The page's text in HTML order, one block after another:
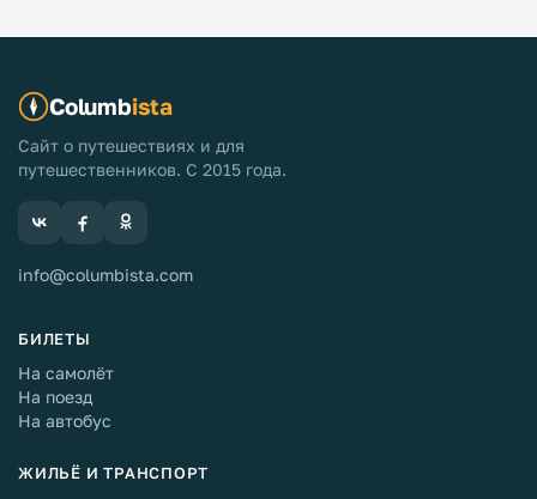
Columbista
Сайт о путешествиях и для
путешественников. С 2015 года.
info@columbista.com
БИЛЕТЫ
На самолёт
На поезд
На автобус
ЖИЛЬЁ И ТРАНСПОРТ